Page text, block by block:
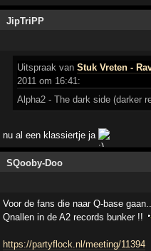
JipTriPP
Uitspraak vanStuk Vreten -
2011 om 16:41:
Alpha2 - The dark side (darker
nu al een klassiertje ja
SQooby-Doo
Voor de fans die naar Q-base
Qnallen in de A2 records bunker !!
https://partyflock.nl/meeting/11394